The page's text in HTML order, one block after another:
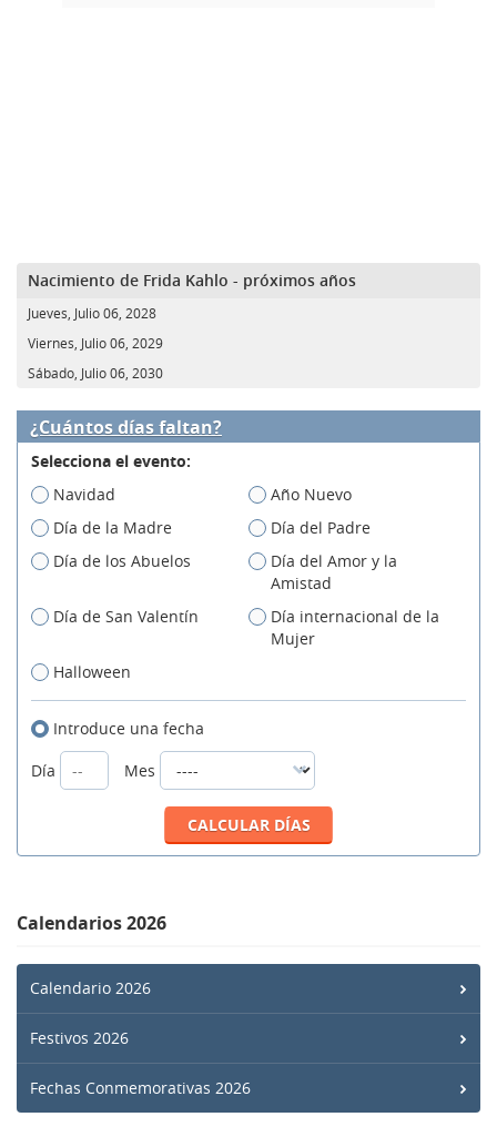
Nacimiento de Frida Kahlo - próximos años
Jueves, Julio 06, 2028
Viernes, Julio 06, 2029
Sábado, Julio 06, 2030
¿Cuántos días faltan?
Selecciona el evento:
Navidad
Año Nuevo
Día de la Madre
Día del Padre
Día de los Abuelos
Día del Amor y la
Amistad
Día de San Valentín
Día internacional de la
Mujer
Halloween
Introduce una fecha
Día
Mes
Calendarios 2026
Calendario 2026
Festivos 2026
Fechas Conmemorativas 2026